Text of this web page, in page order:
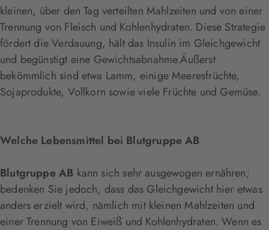
kleinen, über den Tag verteilten Mahlzeiten und von einer
Trennung von Fleisch und Kohlenhydraten. Diese Strategie
fördert die Verdauung, hält das Insulin im Gleichgewicht
und begünstigt eine Gewichtsabnahme.Äußerst
bekömmlich sind etwa Lamm, einige Meeresfrüchte,
Sojaprodukte, Vollkorn sowie viele Früchte und Gemüse.
Welche Lebensmittel bei Blutgruppe AB
Blutgruppe AB kann sich sehr ausgewogen ernähren;
bedenken Sie jedoch, dass das Gleichgewicht hier etwas
anders erzielt wird, nämlich mit kleinen Mahlzeiten und
einer Trennung von Eiweiß und Kohlenhydraten. Wenn es